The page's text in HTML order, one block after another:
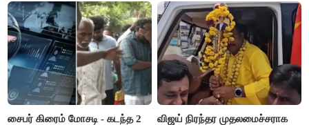
சைபர் கிரைம் மோசடி - கடந்த 2
விஜய் நிரந்தர முதலமைச்சராக